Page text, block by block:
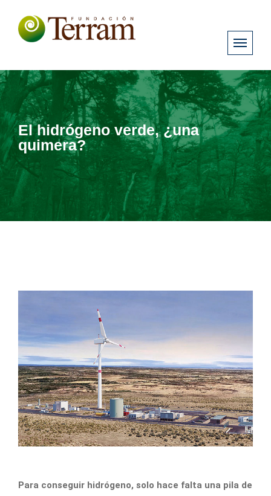
El hidrógeno verde, ¿una
quimera?
Para conseguir hidrógeno, solo hace falta una pila de